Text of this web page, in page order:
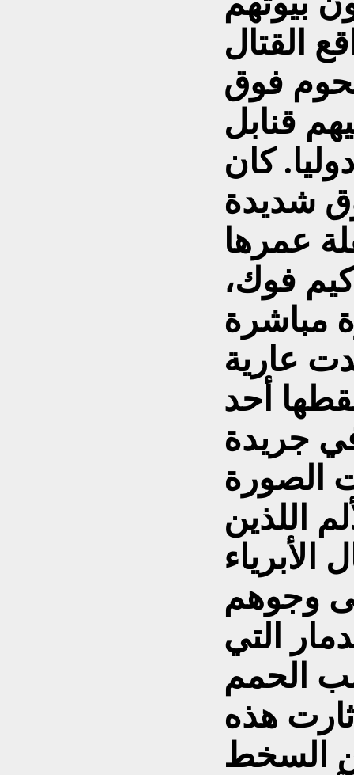
القتال
فوق
قنابل
كان
شديدة
عمرها
فوك،
مباشرة
عارية
أحد
جريدة
الصورة
اللذين
وجوهم
التي
الحمم
هذه
السخط